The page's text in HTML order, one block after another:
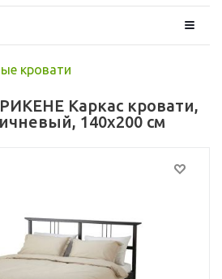
кровати
РИКЕНЕ Каркас кровати,
140x200 см